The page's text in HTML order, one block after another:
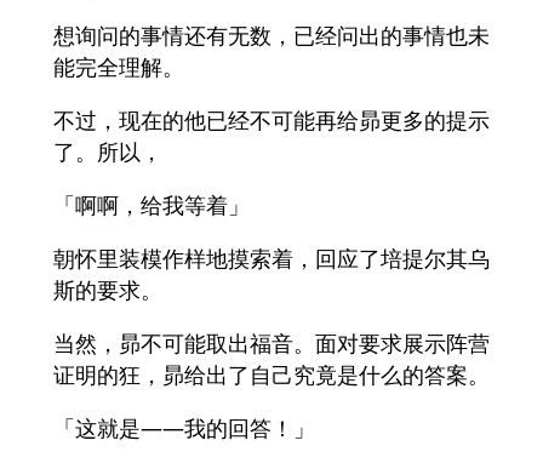
想询问的事情还有无数，已经问出的事情也未
能完全理解。
不过，现在的他已经不可能再给昴更多的提示
了。所以，
「啊啊，给我等着」
朝怀里装模作样地摸索着，回应了培提尔其乌
斯的要求。
当然，昴不可能取出福音。面对要求展示阵营
证明的狂，昴给出了自己究竟是什么的答案。
「这就是——我的回答！」